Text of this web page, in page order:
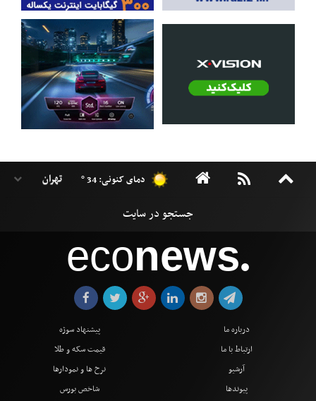
دمای کنونی: 34 °
econews●
درباره ما
ارتباط با ما
آرشیو
پیوندها
پیشنهاد سوژه
قیمت سکه و طلا
نرخ ها و نمودارها
شاخص بورس